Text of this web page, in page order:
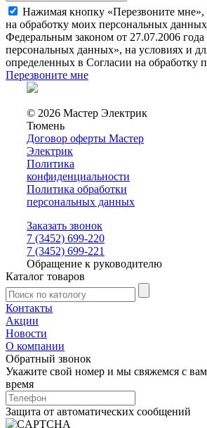
Нажимая кнопку «Перезвоните мне»,
на обработку моих персональных
Федеральным законом от 27.07.2006
персональных данных», на условиях и
определенных в Согласии на обработку
Перезвоните мне
© 2026 Мастер Электрик
Тюмень
Договор оферты Мастер
Электрик
Политика
конфиденциальности
Политика обработки
персональных данных
Заказать звонок
7 (3452) 699-220
7 (3452) 699-221
Обращение к руководителю
Каталог товаров
Контакты
Акции
Новости
О компании
Обратный звонок
Укажите свой номер и мы свяжемся с
время
Защита от автоматических сообщений